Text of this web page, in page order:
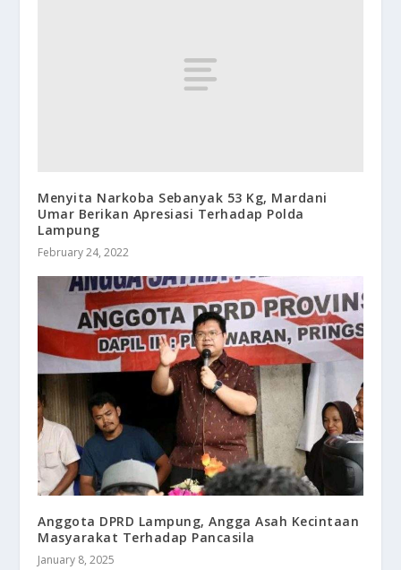
Menyita Narkoba Sebanyak 53 Kg, Mardani
Umar Berikan Apresiasi Terhadap Polda
Lampung
February 24, 2022
Anggota DPRD Lampung, Angga Asah Kecintaan
Masyarakat Terhadap Pancasila
January 8, 2025